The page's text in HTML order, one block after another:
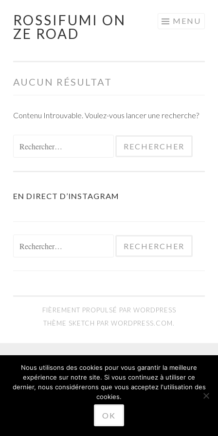
Aller
au
ROSSIFUMI ON
ZE ROAD
MENU
AUCUN RÉSULTAT
Contenu Introuvable. Voulez-vous lancer une recherche?
EN DIRECT D’INSTAGRAM
FIÈREMENT PROPULSÉ PAR WORDPRESS
THÈME SKETCH PAR WORDPRESS.COM
Nous utilisons des cookies pour vous garantir la meilleure
expérience sur notre site. Si vous continuez à utiliser ce
dernier, nous considérerons que vous acceptez l'utilisation des
cookies.
OK